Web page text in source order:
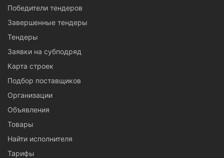
Победители тендеров
Завершенные тендеры
Тендеры
Заявки на субподряд
Карта строек
Подбор поставщиков
Организации
Объявления
Товары
Найти исполнителя
Тарифы